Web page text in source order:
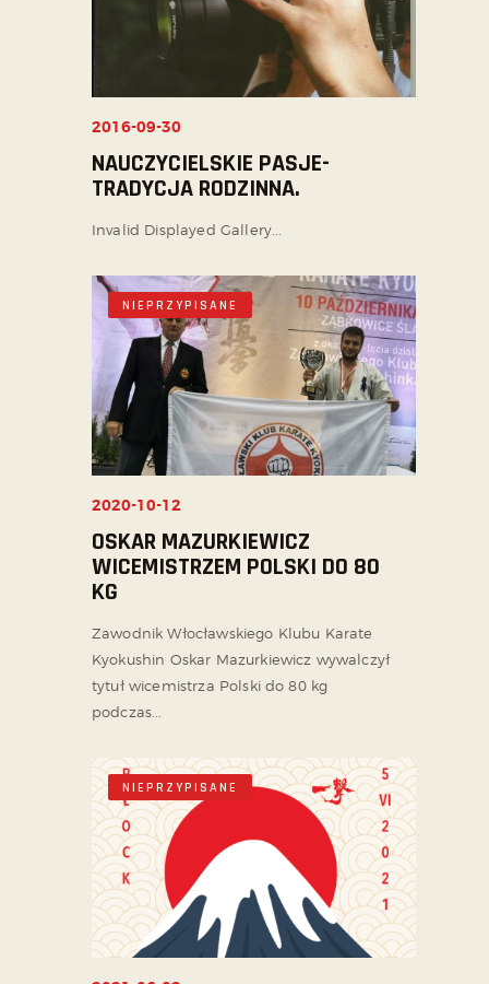
2016-09-30
NAUCZYCIELSKIE PASJE-
TRADYCJA RODZINNA.
Invalid Displayed Gallery...
NIEPRZYPISANE
2020-10-12
OSKAR MAZURKIEWICZ
WICEMISTRZEM POLSKI DO 80
KG
Zawodnik Włocławskiego Klubu Karate
Kyokushin Oskar Mazurkiewicz wywalczył
tytuł wicemistrza Polski do 80 kg
podczas...
NIEPRZYPISANE